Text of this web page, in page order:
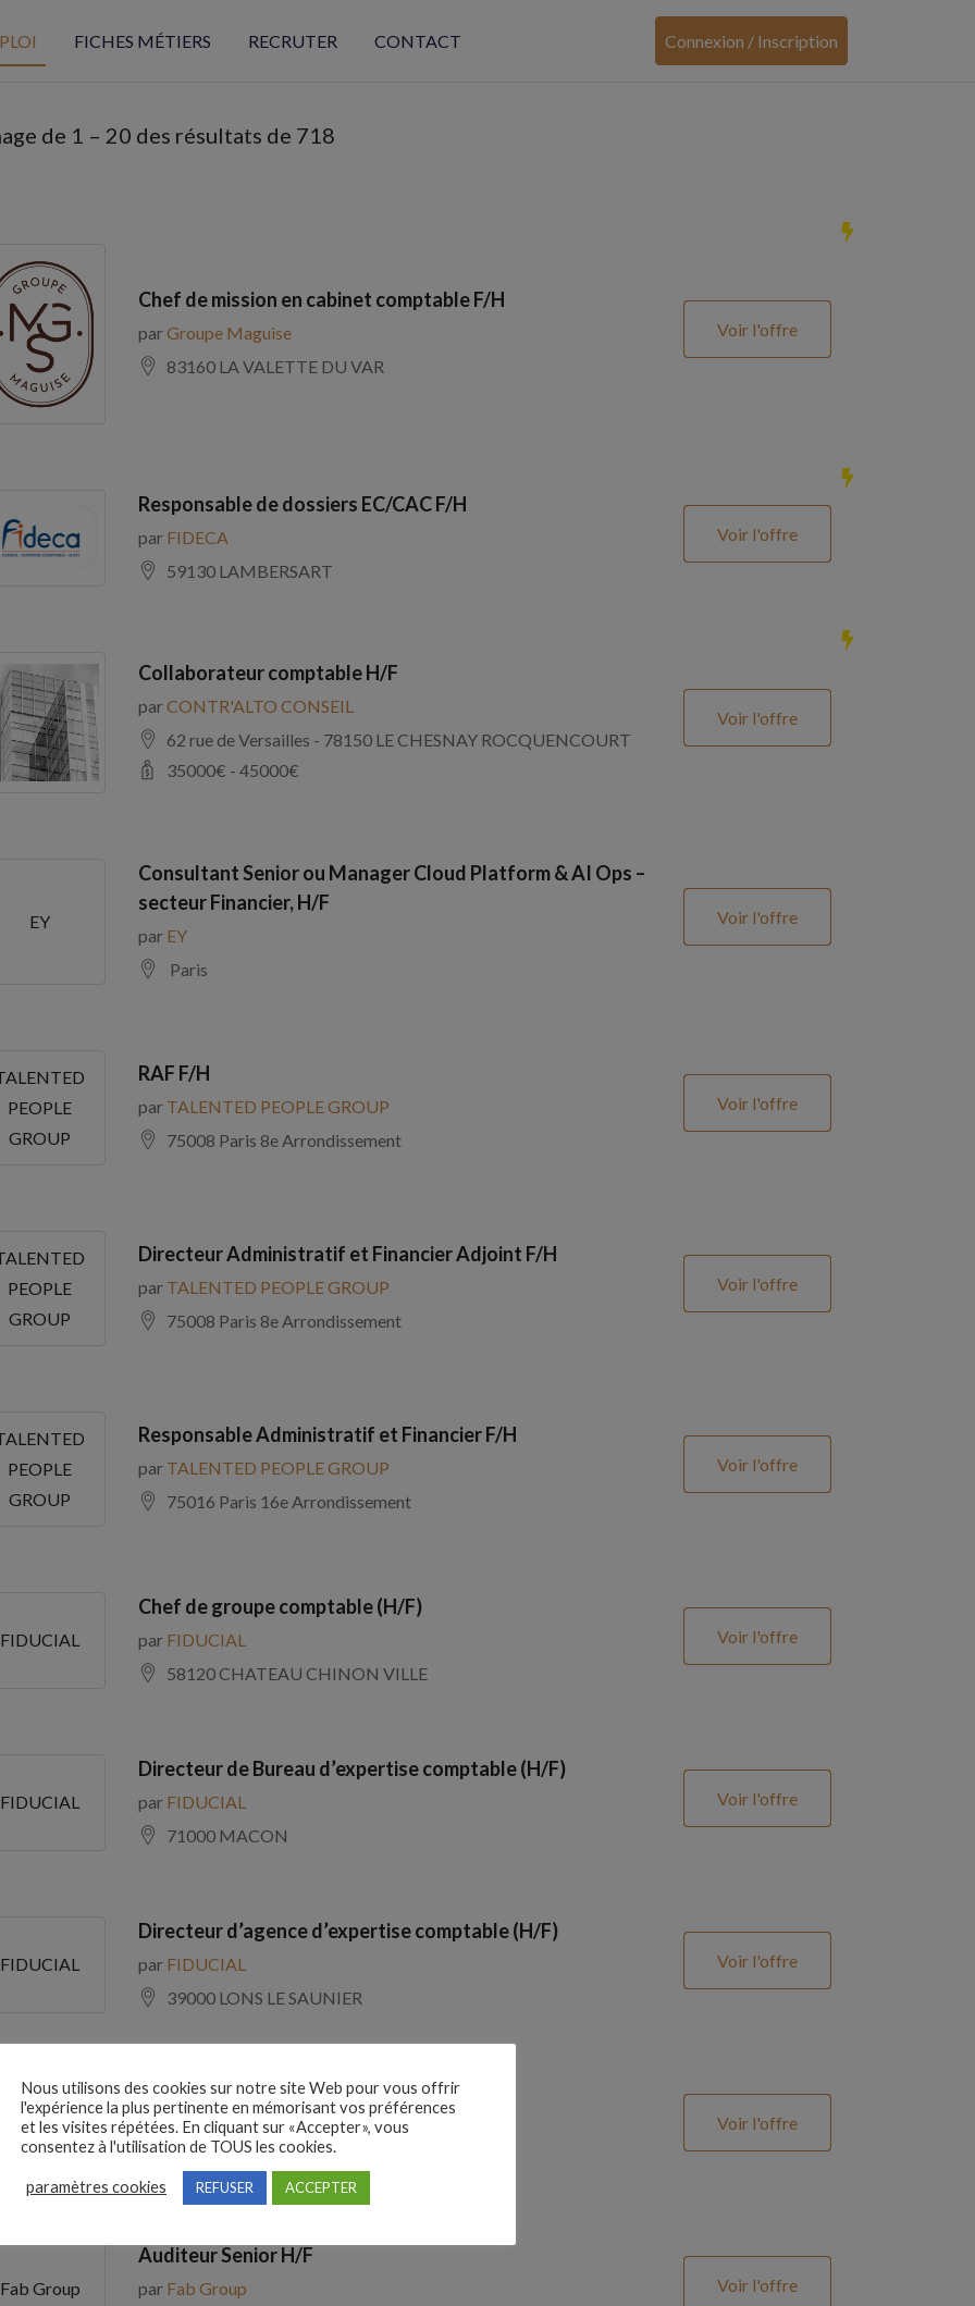
FICHES MÉTIERS RECRUTER CONTACT Connexion / Inscription
de 1 – 20 des résultats de 718
Chef de mission en cabinet comptable F/H
parGroupe Maguise
83160 LA VALETTE DU VAR
Voir l'offre
Responsable de dossiers EC/CAC F/H
par FIDECA
59130 LAMBERSART
Voir l'offre
Collaborateur comptable H/F
parCONTR'ALTO CONSEIL
62 rue de Versailles - 78150 LE CHESNAY ROCQUENCOURT
35000€ - 45000€
Voir l'offre
EY
Consultant Senior ou Manager Cloud Platform & AI Ops –
secteur Financier, H/F
par EY
Paris
Voir l'offre
PEOPLE
GROUP
RAF F/H
par TALENTED PEOPLE GROUP
75008 Paris 8e Arrondissement
Voir l'offre
PEOPLE
GROUP
Directeur Administratif et Financier Adjoint F/H
par TALENTED PEOPLE GROUP
75008 Paris 8e Arrondissement
Voir l'offre
PEOPLE
GROUP
Responsable Administratif et Financier F/H
par TALENTED PEOPLE GROUP
75016 Paris 16e Arrondissement
Voir l'offre
FIDUCIAL
Chef de groupe comptable (H/F)
par FIDUCIAL
58120 CHATEAU CHINON VILLE
Voir l'offre
FIDUCIAL
Directeur de Bureau d’expertise comptable (H/F)
par FIDUCIAL
71000 MACON
Voir l'offre
FIDUCIAL
Directeur d’agence d’expertise comptable (H/F)
par FIDUCIAL
39000 LONS LE SAUNIER
Voir l'offre
ADECCO
Comptable Fournisseurs H/F
parADECCO
69100 Villeurbanne
Voir l'offre
Fab Group
Auditeur Senior H/F
par Fab Group
Voir l'offre
Nous utilisons des cookies sur notre site Web pour vous offrir
l'expérience la plus pertinente en mémorisant vos préférences
et les visites répétées. En cliquant sur «Accepter», vous
consentez à l'utilisation de TOUS les cookies.
paramètres cookies REFUSER ACCEPTER